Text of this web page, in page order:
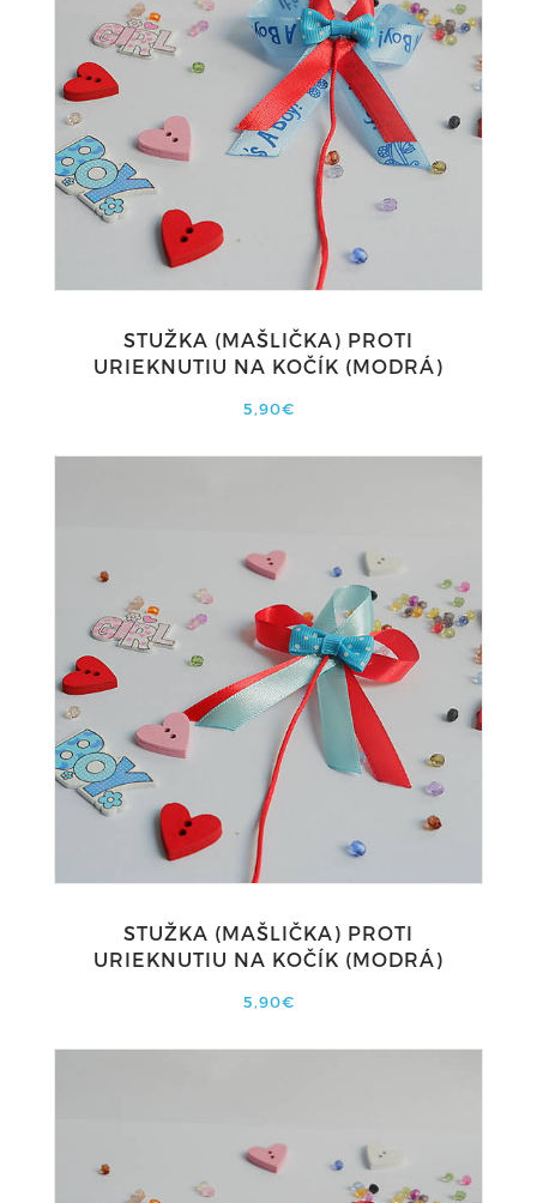
STUŽKA (MAŠLIČKA) PROTI
URIEKNUTIU NA KOČÍK (MODRÁ)
5,90€
STUŽKA (MAŠLIČKA) PROTI
URIEKNUTIU NA KOČÍK (MODRÁ)
5,90€